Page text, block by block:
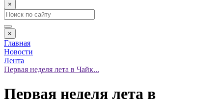
×
×
Главная
Новости
Лента
Первая неделя лета в Чайк...
Первая неделя лета в